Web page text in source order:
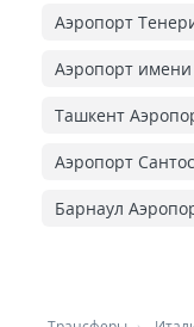
Аэропорт
Аэропорт
Ташкент
Аэропорт
Барнаул